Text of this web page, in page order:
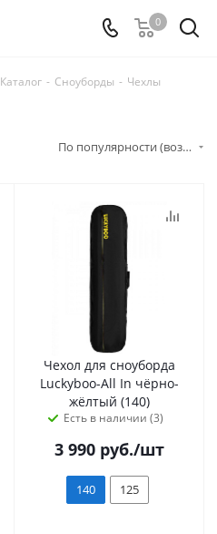
0
Каталог - Сноуборды - Чехлы
По популярности (возрастание)
Чехол для сноуборда
Luckyboo-All In чёрно-
жёлтый (140)
Есть в наличии (3)
3 990 руб./шт
140 125